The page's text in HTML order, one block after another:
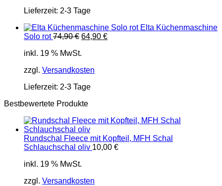
Lieferzeit: 2-3 Tage
Elta Küchenmaschine
Solo rot 74,90€ Ursprünglicher
war:
64,90 €Aktueller
inkl. 19 % MwSt.
zzgl. Versandkosten
Lieferzeit: 2-3 Tage
Bestbewertete Produkte
Rundschal Fleece mit Kopfteil, MFH Schal
Schlauchschal oliv 10,00 €
inkl. 19 % MwSt.
zzgl. Versandkosten